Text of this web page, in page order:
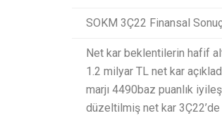
SOKM 3Ç22 Finansal
Net kar beklentilerin hafif
1.2 milyar TL net kar
marjı 4490baz puanlık
düzeltilmiş net kar